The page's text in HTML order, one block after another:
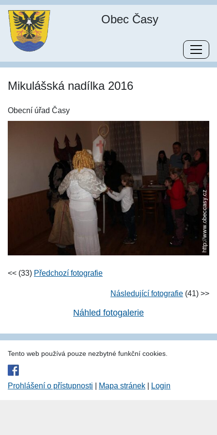
Obec Časy
Mikulášská nadílka 2016
Obecní úřad Časy
<< (33) Předchozí fotografie
Následující fotografie (41) >>
Náhled fotogalerie
Tento web používá pouze nezbytné funkční cookies.
Prohlášení o přístupnosti Mapa stránek Login